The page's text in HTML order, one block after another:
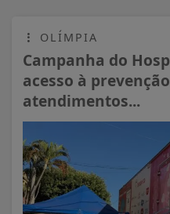
OLÍMPIA
Campanha do
acesso à
atendimentos...